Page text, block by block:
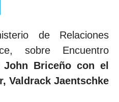
de Relaciones
sobre Encuentro
John Briceño con el
Valdrack Jaentschke